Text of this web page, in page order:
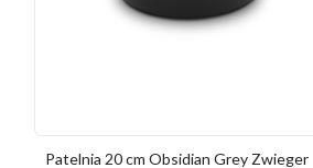
Patelnia 20 cm Obsidian Grey Zwieger